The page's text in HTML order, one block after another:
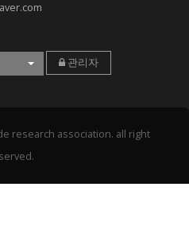
관리자
research association. all right